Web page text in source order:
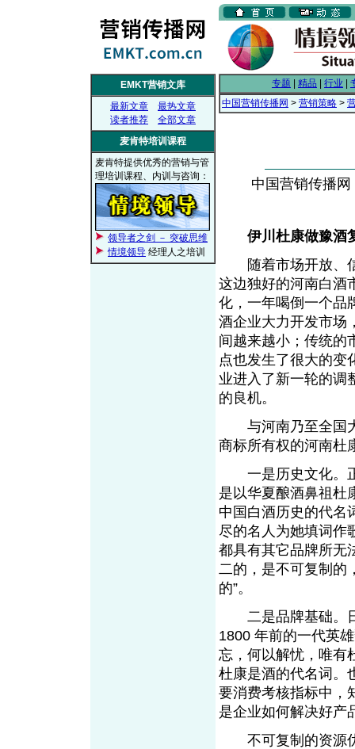
EMKT营销文库
最新文章
最热文章
读者推荐
全部文章
麦肯特培训课程
麦肯特提供优秀的营销与管
理培训课程、内训与咨询：
领导者之剑 － 突破思维
情境领导 经理人之培训
专题 精品 行业
中国营销传播网 > 营销策略 >
中国营销传播
伊川杜康做豫酒
随着市场开放、信
这边独好的河南白酒
化，一年喝倒一个品
酒企业大力开发市场
间越来越小；传统的
点也发生了很大的变
业进入了新一轮的调
的良机。
与河南乃至全国大
商标所有权的河南杜
一是历史文化。正
是以华夏酿酒鼻祖杜
中国白酒历史的代名
尽的名人为她填词作
都具有其它品牌所无
二的，是不可复制的
的”。
二是品牌基础。日
1800 年前的一代英
忘，何以解忧，唯有
杜康是酒的代名词。
要消费考核指标中，
是企业如何解决好产
不可复制的资源优